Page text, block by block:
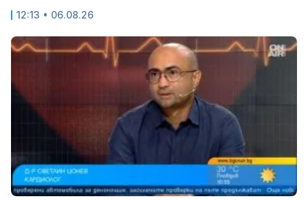
12:13 • 06.08.26